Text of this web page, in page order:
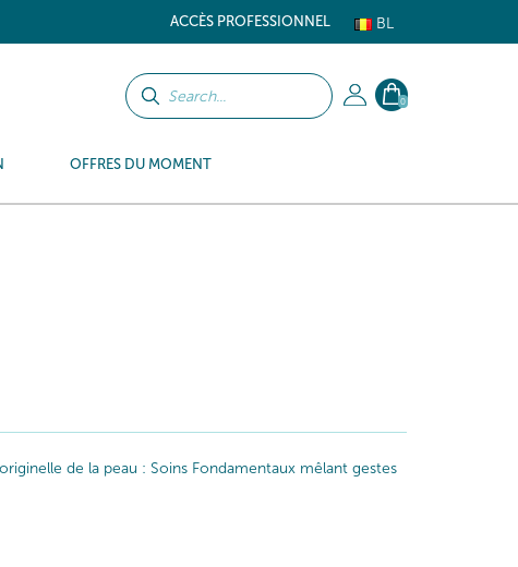
BL
ACCÈS PROFESSIONNEL
0
OFFRES DU MOMENT
de la peau : Soins Fondamentaux mêlant gestes